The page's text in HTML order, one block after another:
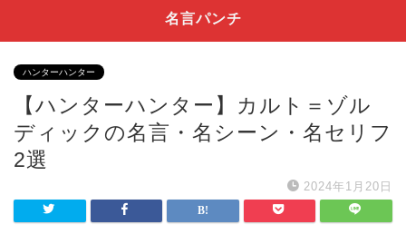
名言パンチ
ハンターハンター
【ハンターハンター】カルト＝ゾル
ディックの名言・名シーン・名セリフ
2選
2024年1月20日